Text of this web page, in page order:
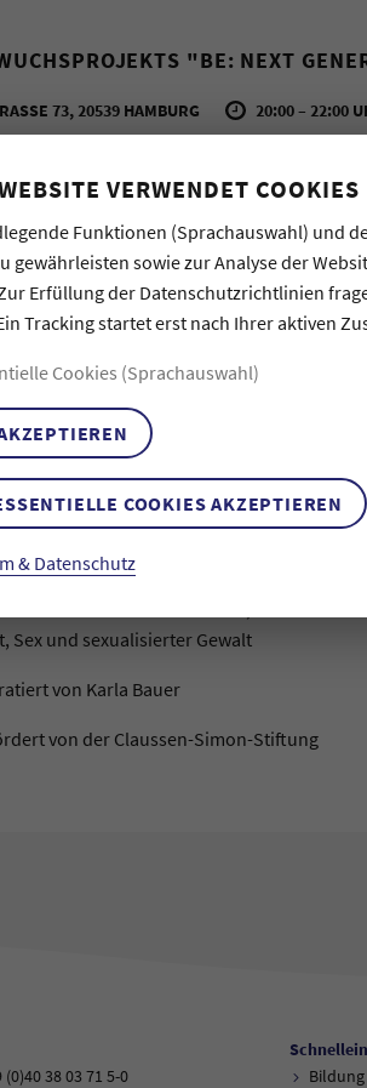
VERWENDET COOKIES
Funktionen (Sprachauswahl) und
gewährleisten sowie zur Analyse der
Erfüllung der Datenschutzrichtlinien
Tracking startet erst nach Ihrer aktiven
Cookies (Sprachauswahl)
COOKIES AKZEPTIEREN
& Datenschutz
"BE: NEXT
73, 20539 HAMBURG 20:00 – 22:00
Min., ohne Dialog 1953 erzählt Adrienne
Parker, ihrem Chef von einem Traum.
zu machen. Dementia wurde erst in den
Film Noir und dem Cinema of
Klassik und Alter Musik beschäftigt sich
elektronischer Musik sowie mit Musik-
arbeitet sie im Elektronischen Studio an
Genet, 26 Min., ohne Dialog
1950 ist ein Anschreien gegen
In surrealen Sequenzen bearbeitet Genet
Begehrens war der Kurzfilm
von Noise verschiedene Wege
oder Performances, die als
Sex und sexualisierter Gewalt
von Karla Bauer
von der Claussen-Simon-Stiftung
(0)40 38 03 71 5-0